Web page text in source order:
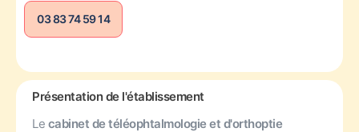
03 83 74 59 14
Présentation de l'établissement
Le cabinet de téléophtalmologie et d'orthoptie